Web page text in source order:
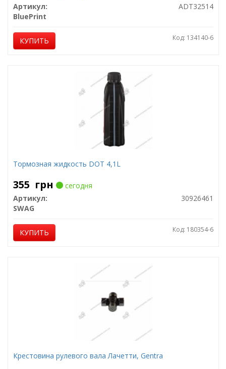
Артикул:
ADT32514
BluePrint
КУПИТЬ Код: 134140-6
Тормозная жидкость DOT 4,1L
355 грн
сегодня
Артикул:
30926461
SWAG
КУПИТЬ Код: 180354-6
Крестовина рулевого вала Лачетти, Gentra